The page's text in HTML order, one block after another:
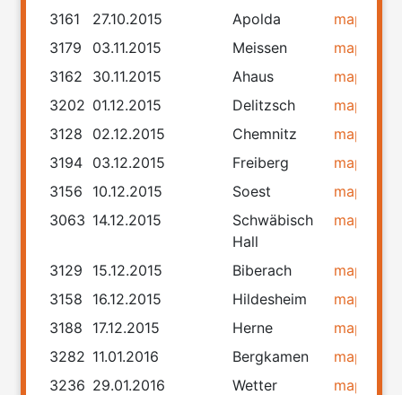
3161
27.10.2015 Apolda map
3179
03.11.2015 Meissen map
3162
30.11.2015 Ahaus map
3202 01.12.2015 Delitzsch map
3128
02.12.2015 Chemnitz map
3194 03.12.2015 Freiberg map
3156
10.12.2015 Soest map
3063 14.12.2015
Schwäbisch
Hall
map
3129 15.12.2015 Biberach map
3158
16.12.2015 Hildesheim map
3188
17.12.2015 Herne map
3282 11.01.2016 Bergkamen map
3236 29.01.2016 Wetter map